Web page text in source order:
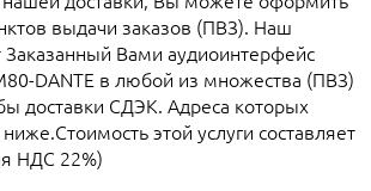
выдачи заказов (ПВЗ). Наш
Заказанный Вами аудиоинтерфейс
DANTE в любой из множества (ПВЗ)
доставки СДЭК. Адреса которых
этой услуги составляет
НДС 22%)